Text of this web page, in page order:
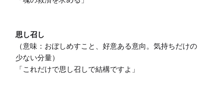
思し召し
（意味：おぼしめすこと、好意ある意向。気持ちだけの
少ない分量）
「これだけで思し召しで結構ですよ」